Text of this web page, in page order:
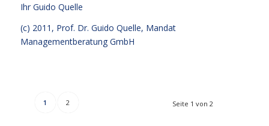
Ihr Guido Quelle
(c) 2011, Prof. Dr. Guido Quelle, Mandat
Managementberatung GmbH
Seite 1 von 2
1 2